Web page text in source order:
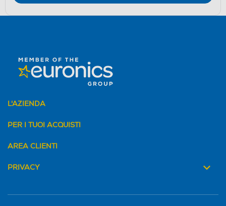
L'AZIENDA
PER I TUOI ACQUISTI
AREA CLIENTI
PRIVACY